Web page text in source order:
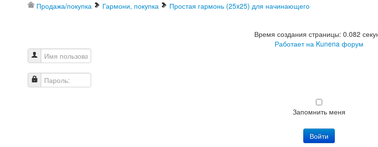
Продажа/покупка Гармони, покупка Простая гармонь (25x25) для начинающего
Время создания страницы: 0.082
Работает на Kunena форум
Имя пользователя
Пароль:
Запомнить меня
Войти